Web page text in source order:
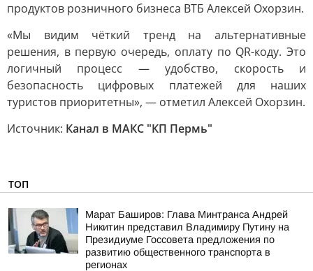
продуктов розничного бизнеса ВТБ Алексей Охорзин.
«Мы видим чёткий тренд на альтернативные
решения, в первую очередь, оплату по QR-коду. Это
логичный процесс — удобство, скорость и
безопасность цифровых платежей для наших
туристов приоритетны», — отметил Алексей Охорзин.
Источник: Канал в МАКС "КП Пермь"
ТОП
Марат Баширов: Глава Минтранса Андрей
Никитин представил Владимиру Путину на
Президиуме Госсовета предложения по
развитию общественного транспорта в
регионах